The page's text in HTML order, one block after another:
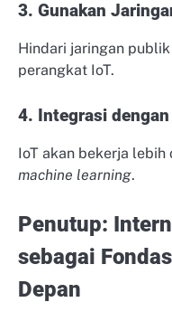
3. Gunakan
Hindari jaringan
perangkat IoT.
4. Integrasi
IoT akan bekerja
machine learning.
Penutup:
sebagai
Depan